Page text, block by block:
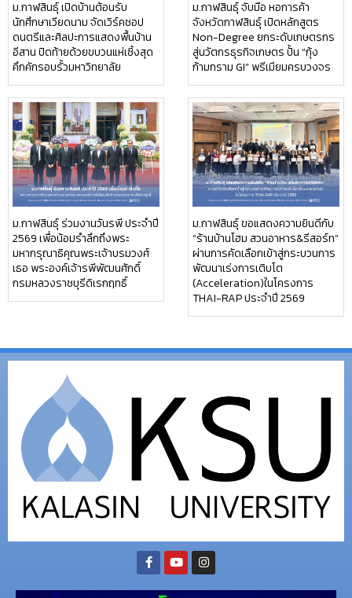
ม.กาฬสินธุ์ เปิดบ้านต้อนรับ
นักศึกษาเวียดนาม จัดเวิร์คชอป
ดนตรีและศิลปะการแสดงพื้นบ้าน
อีสาน ปิดท้ายด้วยขบวนแห่เซิ้งสุด
คึกคักรอบรั้วมหาวิทยาลัย
ม.กาฬสินธุ์ จับมือ หอการค้า
จังหวัดกาฬสินธุ์ เปิดหลักสูตร
Non-Degree ยกระดับเกษตรกร
สู่นวัตกรธุรกิจเกษตร ปั้น “กุ้ง
ก้ามกราม GI” พรีเมียมครบวงจร
ม.กาฬสินธุ์ ร่วมงานวันรพี ประจำปี
2569 เพื่อน้อมรำลึกถึงพระ
มหากรุณาธิคุณพระเจ้าบรมวงศ์
เธอ พระองค์เจ้ารพีพัฒนศักดิ์
กรมหลวงราชบุรีดิเรกฤทธิ์
ม.กาฬสินธุ์ ขอแสดงความยินดีกับ
“ร้านบ้านโฮม สวนอาหาร&รีสอร์ท”
ผ่านการคัดเลือกเข้าสู่กระบวนการ
พัฒนาเร่งการเติบโต
(Acceleration)ในโครงการ
THAI-RAP ประจำปี 2569